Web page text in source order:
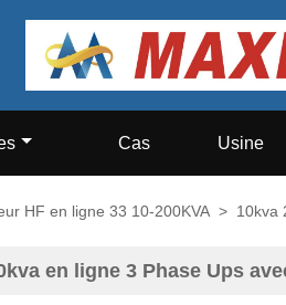
Cas Usine
HF en ligne 33 10-200KVA > 10kva
en ligne 3 Phase Ups